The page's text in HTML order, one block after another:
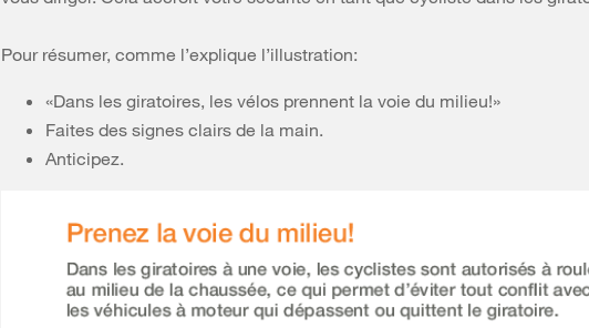
Pour résumer, comme l’explique l’illustration:
«Dans les giratoires, les vélos prennent la voie du milieu!»
Faites des signes clairs de la main.
Anticipez.